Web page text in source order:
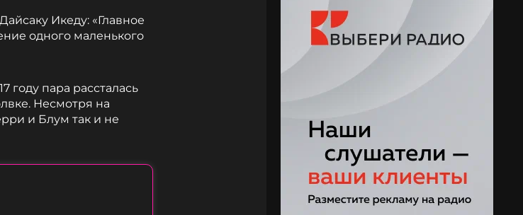
Икеду: «Главное
одного маленького
году пара рассталась
Несмотря на
и Блум так и не